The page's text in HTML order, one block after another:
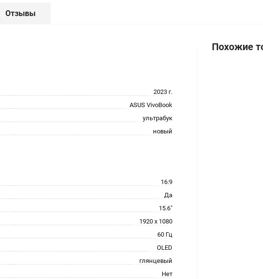
Отзывы
2023 г.
ASUS VivoBook
ультрабук
новый
16:9
Да
15.6"
1920 x 1080
60 Гц
OLED
глянцевый
Нет
Похожие